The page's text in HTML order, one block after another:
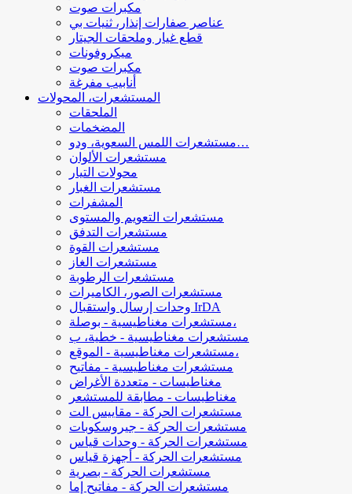
مكبرات صوت
عناصر صفارات إنذار، ثنيات بي
قطع غيار وملحقات الجيتار
ميكروفونات
مكبرات صوت
أنابيب مفرغة
المستشعرات، المحولات
الملحقات
المضخمات
مستشعرات اللمس السعوية، ودو…
مستشعرات الألوان
محولات التيار
مستشعرات الغبار
المشفرات
مستشعرات التعويم والمستوى
مستشعرات التدفق
مستشعرات القوة
مستشعرات الغاز
مستشعرات الرطوبة
مستشعرات الصور، الكاميرات
وحدات إرسال واستقبال IrDA
مستشعرات مغناطيسية - بوصلة،
مستشعرات مغناطيسية - خطية، ب
مستشعرات مغناطيسية - الموقع،
مستشعرات مغناطيسية - مفاتيح
مغناطيسات - متعددة الأغراض
مغناطيسات - مطابقة للمستشعر
مستشعرات الحركة - مقاييس الت
مستشعرات الحركة - جيروسكوبات
مستشعرات الحركة - وحدات قياس
مستشعرات الحركة - أجهزة قياس
مستشعرات الحركة - بصرية
مستشعرات الحركة - مفاتيح إما